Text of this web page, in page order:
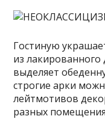
Гостиную
из
выделяет
строгие арки
лейтмотивов
разных